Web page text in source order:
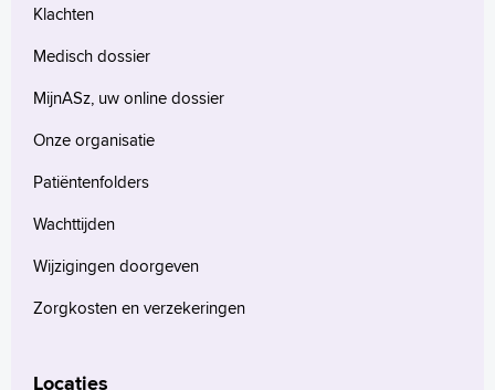
Klachten
Medisch dossier
MijnASz, uw online dossier
Onze organisatie
Patiëntenfolders
Wachttijden
Wijzigingen doorgeven
Zorgkosten en verzekeringen
Locaties